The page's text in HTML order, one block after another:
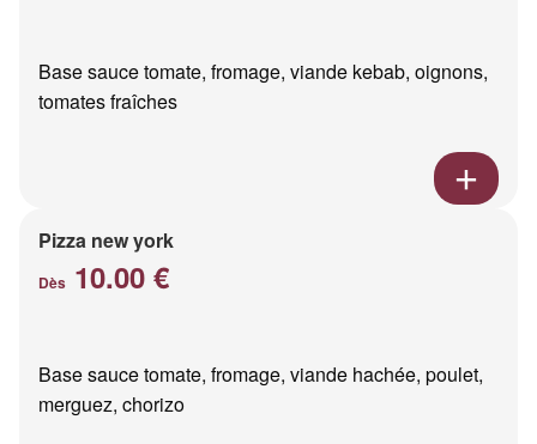
Base sauce tomate, fromage, viande kebab, oignons,
tomates fraîches
Pizza new york
Dès 10.00 €
Base sauce tomate, fromage, viande hachée, poulet,
merguez, chorizo